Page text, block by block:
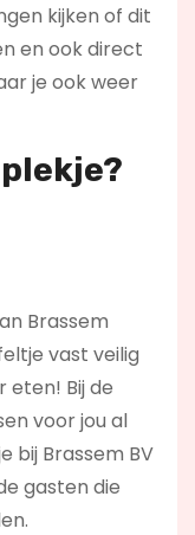
kijken of dit
en ook direct
je ook weer
Brassem
vast veilig
eten! Bij de
voor jou al
bij Brassem BV
gasten die